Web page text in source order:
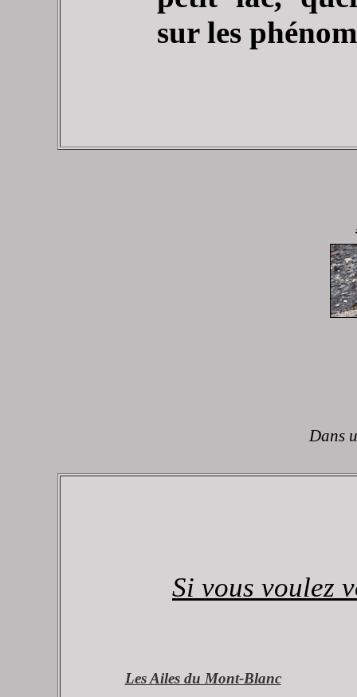
sur les
Dans
Si vous voulez
Les Ailes du Mont-Blanc